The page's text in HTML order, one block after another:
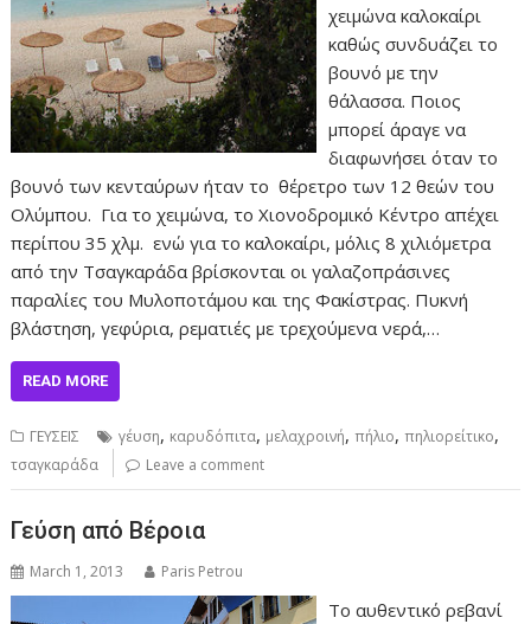
χειμώνα καλοκαίρι
καθώς συνδυάζει το
βουνό με την
θάλασσα. Ποιος
μπορεί άραγε να
διαφωνήσει όταν το
βουνό των κενταύρων ήταν το θέρετρο των 12 θεών του
Ολύμπου. Για το χειμώνα, το Χιονοδρομικό Κέντρο απέχει
περίπου 35 χλμ. ενώ για το καλοκαίρι, μόλις 8 χιλιόμετρα
από την Τσαγκαράδα βρίσκονται οι γαλαζοπράσινες
παραλίες του Μυλοποτάμου και της Φακίστρας. Πυκνή
βλάστηση, γεφύρια, ρεματιές με τρεχούμενα νερά,…
READ MORE
ΓΕΥΣΕΙΣ γέυση, καρυδόπιτα, μελαχροινή,πήλιο,πηλιορείτικο,
τσαγκαράδα Leave a comment
Γεύση από Βέροια
March 1, 2013 Paris Petrou
Το αυθεντικό ρεβανί